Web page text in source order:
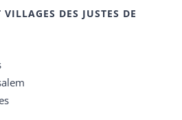
DES JUSTES DE